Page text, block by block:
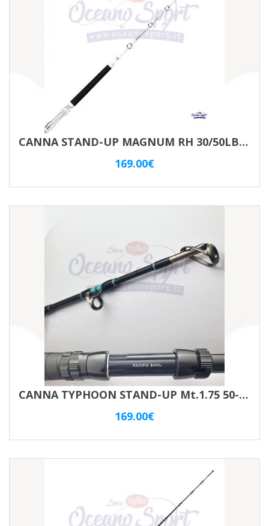
CANNA STAND-UP MAGNUM RH 30/50LBS RAPALA
169.00€
CANNA TYPHOON STAND-UP Mt.1.75 50-80LBS XH
169.00€